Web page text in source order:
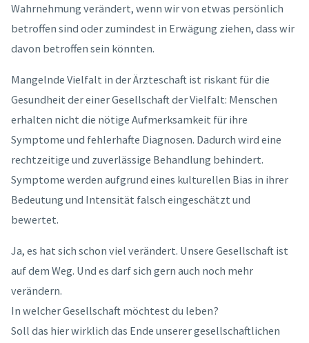
Wahrnehmung verändert, wenn wir von etwas persönlich
betroffen sind oder zumindest in Erwägung ziehen, dass wir
davon betroffen sein könnten.
Mangelnde Vielfalt in der Ärzteschaft ist riskant für die
Gesundheit der einer Gesellschaft der Vielfalt: Menschen
erhalten nicht die nötige Aufmerksamkeit für ihre
Symptome und fehlerhafte Diagnosen. Dadurch wird eine
rechtzeitige und zuverlässige Behandlung behindert.
Symptome werden aufgrund eines kulturellen Bias in ihrer
Bedeutung und Intensität falsch eingeschätzt und
bewertet.
Ja, es hat sich schon viel verändert. Unsere Gesellschaft ist
auf dem Weg. Und es darf sich gern auch noch mehr
verändern.
In welcher Gesellschaft möchtest du leben?
Soll das hier wirklich das Ende unserer gesellschaftlichen